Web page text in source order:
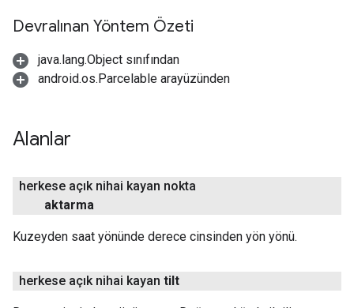
Devralınan Yöntem Özeti
java.lang.Object sınıfından
android.os.Parcelable arayüzünden
Alanlar
herkese açık nihai kayan nokta
aktarma
Kuzeyden saat yönünde derece cinsinden yön yönü.
herkese açık nihai kayan tilt